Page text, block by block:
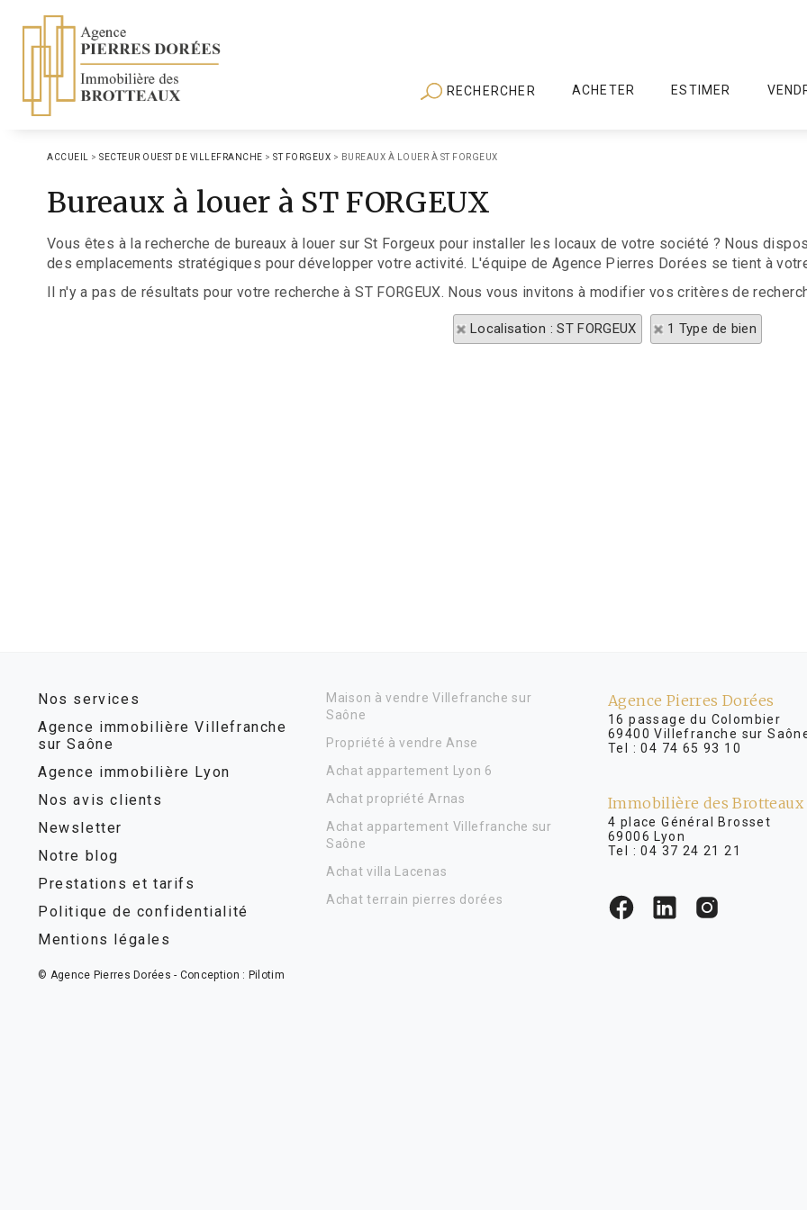
RECHERCHER ACHETER ESTIMER
ACCUEIL > SECTEUR OUEST DE VILLEFRANCHE > ST FORGEUX > BUREAUX À LOUER À ST FORGEUX
Bureaux à louer à ST FORGEUX
Vous êtes à la recherche de bureaux à louer sur St Forgeux pour installer les locaux de votre société ? Nous
des emplacements stratégiques pour développer votre activité. L'équipe de Agence Pierres Dorées se tient à
Il n'y a pas de résultats pour votre recherche à ST FORGEUX. Nous vous invitons à modifier vos critères de
Localisation : ST FORGEUX 1 Type de bien
Nos services
Agence immobilière Villefranche
sur Saône
Agence immobilière Lyon
Nos avis clients
Newsletter
Notre blog
Prestations et tarifs
Politique de confidentialité
Mentions légales
Maison à vendre Villefranche sur
Saône
Propriété à vendre Anse
Achat appartement Lyon 6
Achat propriété Arnas
Achat appartement Villefranche sur
Saône
Achat villa Lacenas
Achat terrain pierres dorées
Agence Pierres Dorées
16 passage du Colombier
69400 Villefranche sur
Tel :04 74 65 93 10
Immobilière des Brotteaux
4 place Général
69006 Lyon
Tel :04 37 24 21 21
© Agence Pierres Dorées - Conception : Pilotim